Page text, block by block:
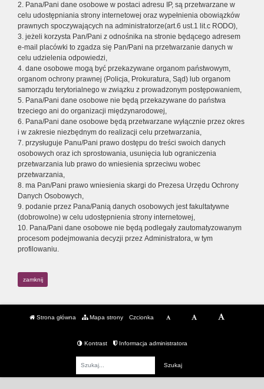
2. Pana/Pani dane osobowe w postaci adresu IP, są przetwarzane w
celu udostępniania strony internetowej oraz wypełnienia obowiązków
prawnych spoczywających na administratorze(art.6 ust.1 lit.c RODO),
3. jeżeli korzysta Pan/Pani z odnośnika na stronie będącego adresem
e-mail placówki to zgadza się Pan/Pani na przetwarzanie danych w
celu udzielenia odpowiedzi,
4. dane osobowe mogą być przekazywane organom państwowym,
organom ochrony prawnej (Policja, Prokuratura, Sąd) lub organom
samorządu terytorialnego w związku z prowadzonym postępowaniem,
5. Pana/Pani dane osobowe nie będą przekazywane do państwa
trzeciego ani do organizacji międzynarodowej,
6. Pana/Pani dane osobowe będą przetwarzane wyłącznie przez okres
i w zakresie niezbędnym do realizacji celu przetwarzania,
7. przysługuje Panu/Pani prawo dostępu do treści swoich danych
osobowych oraz ich sprostowania, usunięcia lub ograniczenia
przetwarzania lub prawo do wniesienia sprzeciwu wobec
przetwarzania,
8. ma Pan/Pani prawo wniesienia skargi do Prezesa Urzędu Ochrony
Danych Osobowych,
9. podanie przez Pana/Panią danych osobowych jest fakultatywne
(dobrowolne) w celu udostępnienia strony internetowej,
10. Pana/Pani dane osobowe nie będą podlegały zautomatyzowanym
procesom podejmowania decyzji przez Administratora, w tym
profilowaniu.
zamknij
Strona główna Mapa strony Czcionka
Kontrast Informacja administratora